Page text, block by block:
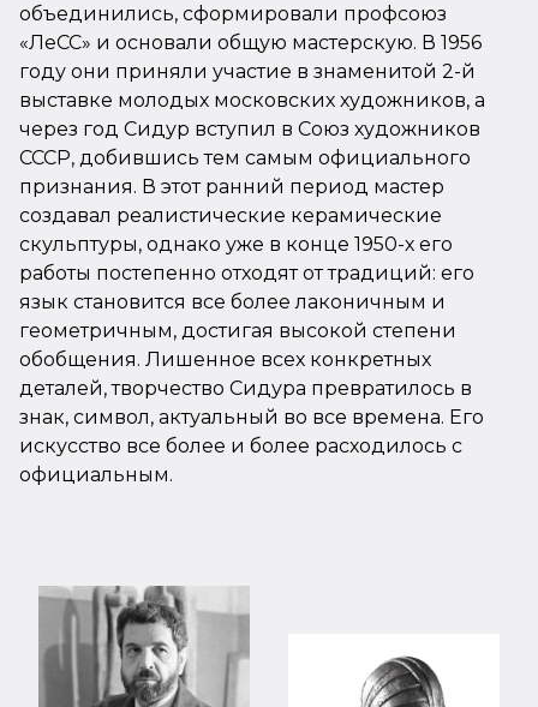
объединились, сформировали профсоюз
«ЛеСС» и основали общую мастерскую. В 1956
году они приняли участие в знаменитой 2-й
выставке молодых московских художников, а
через год Сидур вступил в Союз художников
СССР, добившись тем самым официального
признания. В этот ранний период мастер
создавал реалистические керамические
скульптуры, однако уже в конце 1950-х его
работы постепенно отходят от традиций: его
язык становится все более лаконичным и
геометричным, достигая высокой степени
обобщения. Лишенное всех конкретных
деталей, творчество Сидура превратилось в
знак, символ, актуальный во все времена. Его
искусство все более и более расходилось с
официальным.